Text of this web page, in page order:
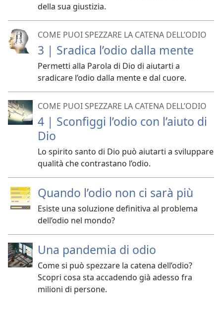
della sua giustizia.
COME PUOI SPEZZARE LA CATENA DELL’ODIO
3 | Sradica l’odio dalla mente
Permetti alla Parola di Dio di aiutarti a
sradicare l’odio dalla mente e dal cuore.
COME PUOI SPEZZARE LA CATENA DELL’ODIO
4 | Sconfiggi l’odio con l’aiuto di
Dio
Lo spirito santo di Dio può aiutarti a sviluppare
qualità che contrastano l’odio.
Quando l’odio non ci sarà più
Esiste una soluzione definitiva al problema
dell’odio nel mondo?
Una pandemia di odio
Come si può spezzare la catena dell’odio?
Scopri cosa sta accadendo già adesso fra
milioni di persone.